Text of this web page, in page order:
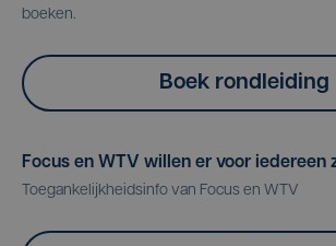
boeken.
Boek rondleiding
Focus en WTV willen er voor iedereen
Toegankelijkheidsinfo van Focus en WTV